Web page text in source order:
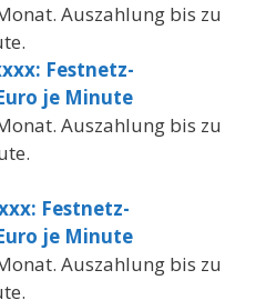
Auszahlung bis zu
Festnetz-
je Minute
Auszahlung bis zu
Festnetz-
je Minute
Auszahlung bis zu